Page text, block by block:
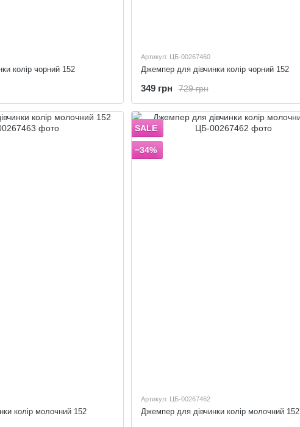
колір чорний 152
Артикул: ЦБ-00267460
Джемпер для дівчинки колір чорний 152
729 грн
349 грн
колір молочний 152
SALE
−34%
Артикул: ЦБ-00267462
Джемпер для дівчинки колір молочний 152